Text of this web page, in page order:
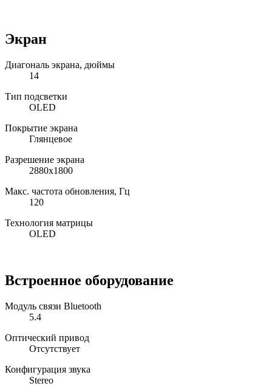
Экран
Диагональ экрана, дюймы
14
Тип подсветки
OLED
Покрытие экрана
Глянцевое
Разрешение экрана
2880x1800
Макс. частота обновления, Гц
120
Технология матрицы
OLED
Встроенное оборудование
Модуль связи Bluetooth
5.4
Оптический привод
Отсутствует
Конфигурация звука
Stereo